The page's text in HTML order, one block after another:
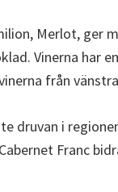
Merlot, ger
Vinerna har
från
druvan i
Franc